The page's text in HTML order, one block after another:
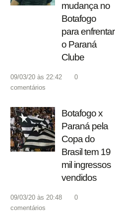
mudança no
Botafogo
para enfrentar
o Paraná
Clube
09/03/20 às 22:42
0
comentários
Botafogo x
Paraná pela
Copa do
Brasil tem 19
mil ingressos
vendidos
09/03/20 às 20:48
0
comentários